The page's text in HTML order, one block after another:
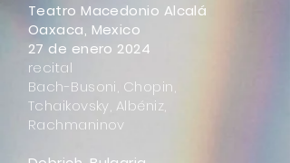
Teatro Macedonio Alcalá
Oaxaca, Mexico
27 de enero 2024
recital
Bach-Busoni, Chopin,
Tchaikovsky, Albéniz,
Rachmaninov